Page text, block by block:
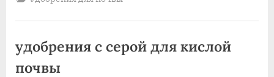
удобрения с серой для кислой
почвы